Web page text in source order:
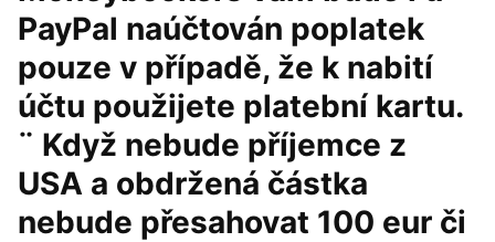
PayPal naúčtován poplatek
pouze v případě, že k nabití
účtu použijete platební kartu.
¨ Když nebude příjemce z
USA a obdržená částka
nebude přesahovat 100 eur či